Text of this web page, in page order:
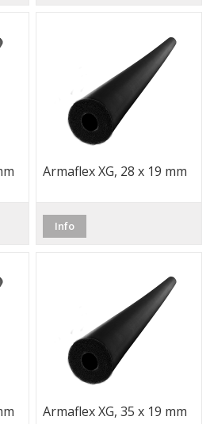
Armaflex XG, 28 x 19 mm
Info
Armaflex XG, 35 x 19 mm